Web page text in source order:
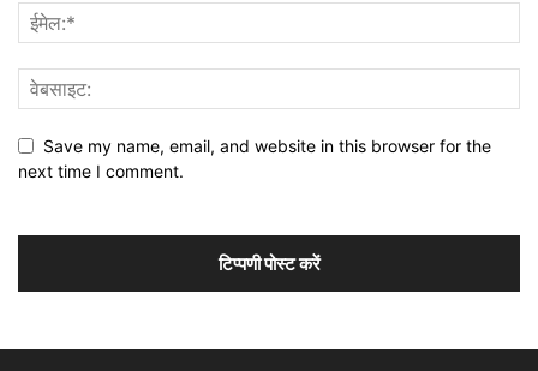
Save my name, email, and website in this browser for the
next time I comment.